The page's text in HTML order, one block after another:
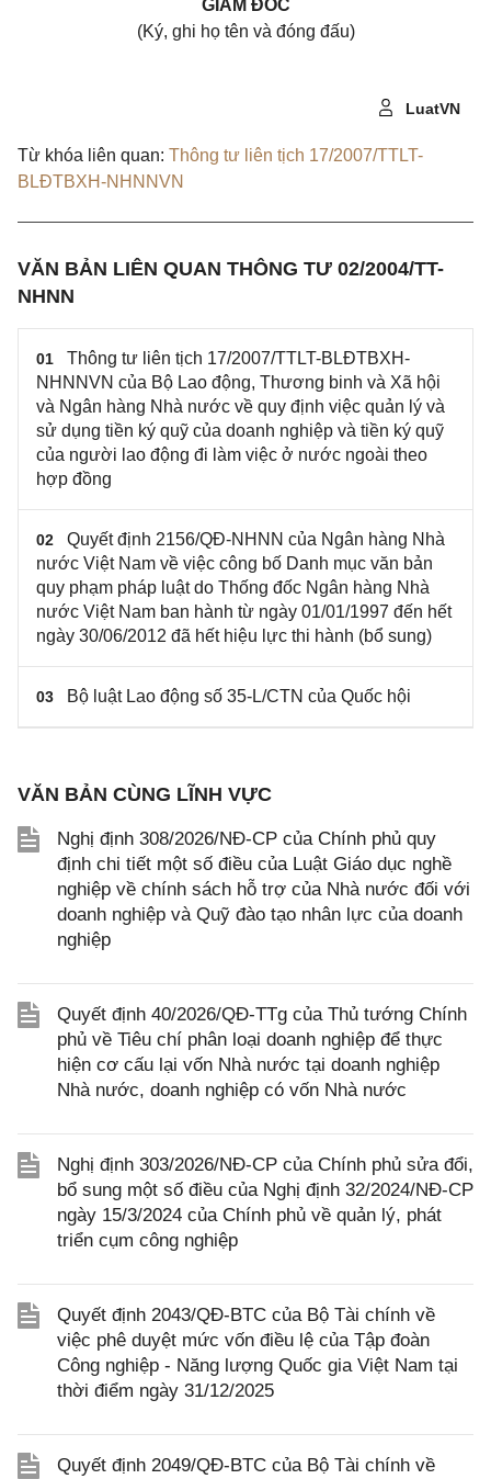
GIÁM ĐỐC
(Ký, ghi họ tên và đóng đấu)
LuatVN
Từ khóa liên quan: Thông tư liên tịch 17/2007/TTLT-
BLĐTBXH-NHNNVN
VĂN BẢN LIÊN QUAN THÔNG TƯ 02/2004/TT-
NHNN
01
Thông tư liên tịch 17/2007/TTLT-BLĐTBXH-
NHNNVN của Bộ Lao động, Thương binh và Xã hội
và Ngân hàng Nhà nước về quy định việc quản lý và
sử dụng tiền ký quỹ của doanh nghiệp và tiền ký quỹ
của người lao động đi làm việc ở nước ngoài theo
hợp đồng
02
Quyết định 2156/QĐ-NHNN của Ngân hàng Nhà
nước Việt Nam về việc công bố Danh mục văn bản
quy phạm pháp luật do Thống đốc Ngân hàng Nhà
nước Việt Nam ban hành từ ngày 01/01/1997 đến hết
ngày 30/06/2012 đã hết hiệu lực thi hành (bổ sung)
03 Bộ luật Lao động số 35-L/CTN của Quốc hội
VĂN BẢN CÙNG LĨNH VỰC
Nghị định 308/2026/NĐ-CP của Chính phủ quy
định chi tiết một số điều của Luật Giáo dục nghề
nghiệp về chính sách hỗ trợ của Nhà nước đối với
doanh nghiệp và Quỹ đào tạo nhân lực của doanh
nghiệp
Quyết định 40/2026/QĐ-TTg của Thủ tướng Chính
phủ về Tiêu chí phân loại doanh nghiệp để thực
hiện cơ cấu lại vốn Nhà nước tại doanh nghiệp
Nhà nước, doanh nghiệp có vốn Nhà nước
Nghị định 303/2026/NĐ-CP của Chính phủ sửa đổi,
bổ sung một số điều của Nghị định 32/2024/NĐ-CP
ngày 15/3/2024 của Chính phủ về quản lý, phát
triển cụm công nghiệp
Quyết định 2043/QĐ-BTC của Bộ Tài chính về
việc phê duyệt mức vốn điều lệ của Tập đoàn
Công nghiệp - Năng lượng Quốc gia Việt Nam tại
thời điểm ngày 31/12/2025
Quyết định 2049/QĐ-BTC của Bộ Tài chính về